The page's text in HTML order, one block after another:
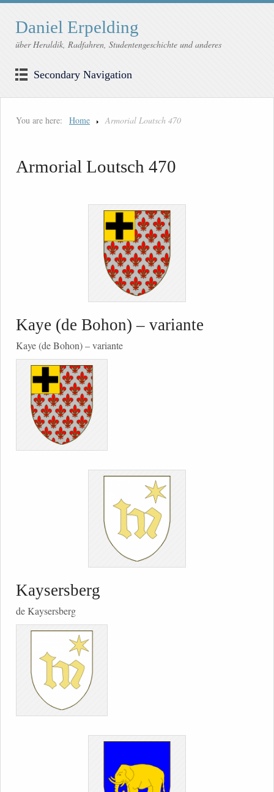
Daniel Erpelding
über Heraldik, Radfahren, Studentengeschichte und anderes
Secondary Navigation
You are here: Home Armorial Loutsch 470
Armorial Loutsch 470
Kaye (de Bohon) – variante
Kaye (de Bohon) – variante
Kaysersberg
de Kaysersberg